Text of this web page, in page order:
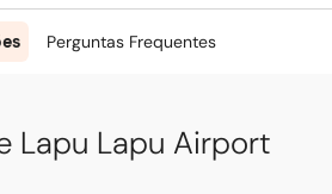
Perguntas Frequentes
Lapu Lapu Airport